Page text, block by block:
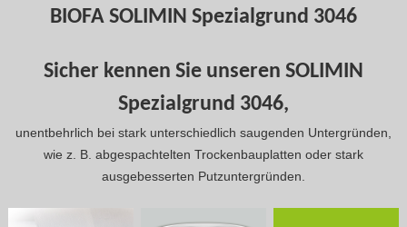
BIOFA SOLIMIN Spezialgrund 3046
Sicher kennen Sie unseren SOLIMIN
Spezialgrund 3046,
unentbehrlich bei stark unterschiedlich saugenden Untergründen,
wie z. B. abgespachtelten Trockenbauplatten oder stark
ausgebesserten Putzuntergründen.